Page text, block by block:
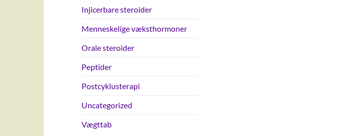
Injicerbare steroider
Menneskelige væksthormoner
Orale steroider
Peptider
Postcyklusterapi
Uncategorized
Vægttab